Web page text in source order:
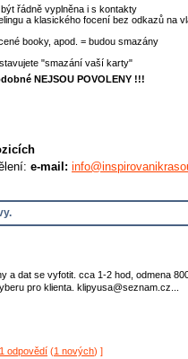
řádně vyplněna i s kontakty
a klasického focení bez odkazů na
booky, apod. = budou smazány
"smazání vaší karty"
NEJSOU POVOLENY !!!
e-mail:
dat se vyfotit. cca 1-2 hod, odmena
pro klienta. klipyusa@seznam.cz...
1 odpovědí (1 nových) ]